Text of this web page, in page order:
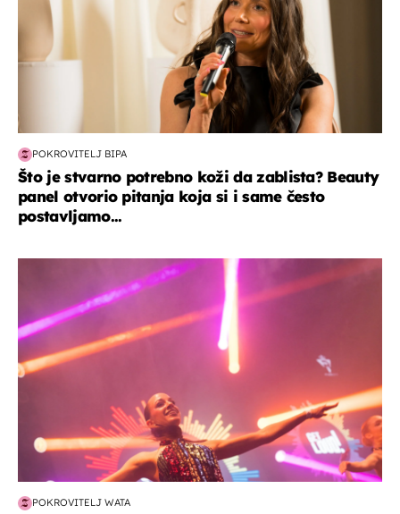
POKROVITELJ BIPA
Što je stvarno potrebno koži da zablista? Beauty
panel otvorio pitanja koja si i same često
postavljamo...
POKROVITELJ WATA